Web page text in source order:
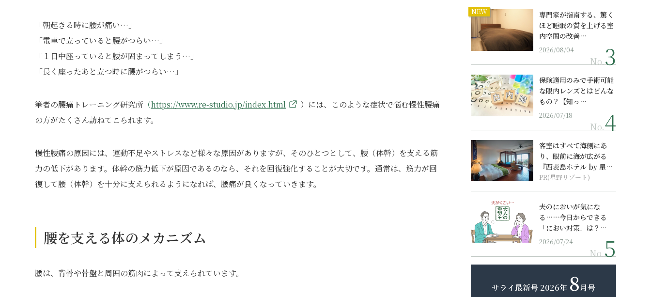
「朝起きる時に腰が痛い…」
「電車で立っていると腰がつらい…」
「１日中座っていると腰が固まってしまう…」
「長く座ったあと立つ時に腰がつらい…」
筆者の腰痛トレーニング研究所 （https://www.re-studio.jp/index.html
）には、このような症状で悩む慢性腰痛
の方がたくさん訪ねてこられます。
慢性腰痛の原因には、運動不足やストレスなど様々な原因がありますが、そのひとつとして、腰（体幹）を支える筋
力の低下があります。体幹の筋力低下が原因であるのなら、それを回復強化することが大切です。通常は、筋力が回
復して腰（体幹）を十分に支えられるようになれば、腰痛が良くなっていきます。
腰を支える体のメカニズム
腰は、背骨や骨盤と周囲の筋肉によって支えられています。
NEW
専門家が指南する、驚く
ほど睡眠の質を上げる室
内空間の改善…
2026/08/04
No.
保険適用のみで手術可能
な眼内レンズとはどんな
もの？【知っ…
2026/07/18
No.
客室はすべて海側にあ
り、眼前に海が広がる
『西表島ホテル by 星野
リゾート』
PR(星野リゾート)
夫のにおいが気にな
る……今日からできる
「におい対策」は？…
2026/07/24
No.
サライ最新号 2026年 8月号